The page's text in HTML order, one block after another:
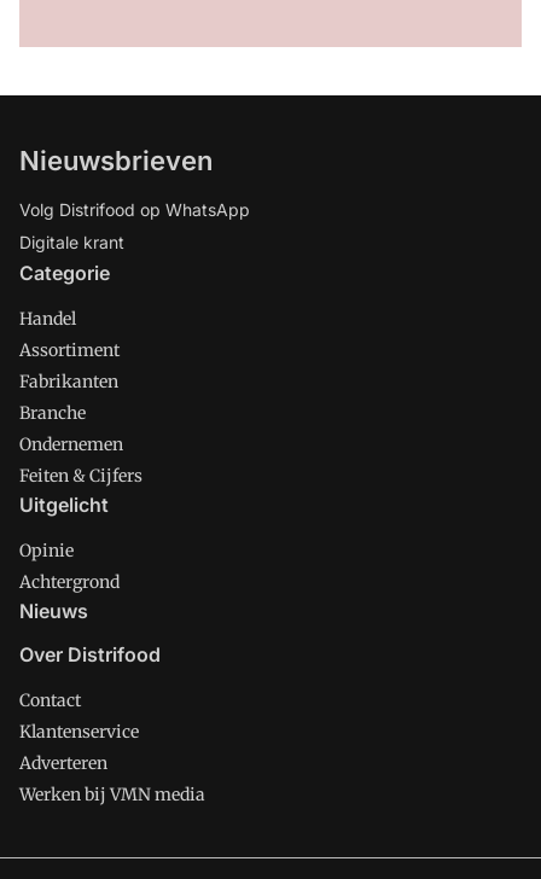
Nieuwsbrieven
Volg Distrifood op WhatsApp
Digitale krant
Categorie
Handel
Assortiment
Fabrikanten
Branche
Ondernemen
Feiten & Cijfers
Uitgelicht
Opinie
Achtergrond
Nieuws
Over Distrifood
Contact
Klantenservice
Adverteren
Werken bij VMN media